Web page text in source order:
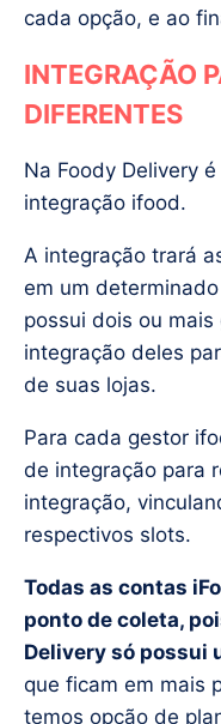
cada opção, e ao
INTEGRAÇÃO
DIFERENTES
Na Foody Delivery
integração ifood.
A integração trará
em um
possui dois ou
integração deles
de suas lojas.
Para cada gestor
de integração para
integração,
respectivos slots.
Todas as contas
ponto de coleta,
Delivery só possui
que ficam em mais
temos opção de